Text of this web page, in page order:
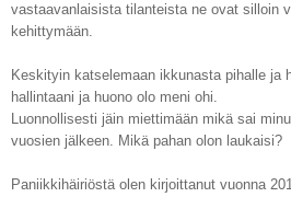
vastaavanlaisista tilanteista ne ovat silloin
kehittymään.
Keskityin katselemaan ikkunasta pihalle ja
hallintaani ja huono olo meni ohi.
Luonnollisesti jäin miettimään mikä sai
vuosien jälkeen. Mikä pahan olon laukaisi?
Paniikkihäiriöstä olen kirjoittanut vuonna